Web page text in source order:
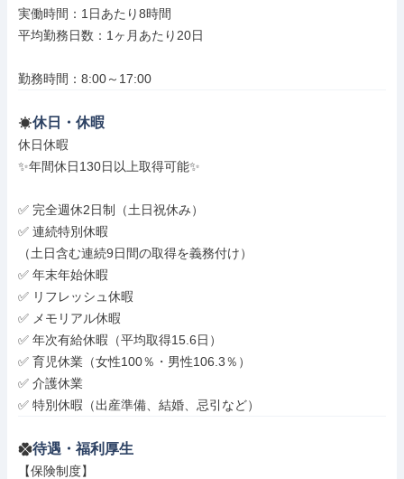
実働時間：1日あたり8時間
平均勤務日数：1ヶ月あたり20日
勤務時間：8:00～17:00
休日・休暇
休日休暇
✨年間休日130日以上取得可能✨
✅ 完全週休2日制（土日祝休み）
✅ 連続特別休暇
（土日含む連続9日間の取得を義務付け）
✅ 年末年始休暇
✅ リフレッシュ休暇
✅ メモリアル休暇
✅ 年次有給休暇（平均取得15.6日）
✅ 育児休業（女性100％・男性106.3％）
✅ 介護休業
✅ 特別休暇（出産準備、結婚、忌引など）
待遇・福利厚生
【保険制度】